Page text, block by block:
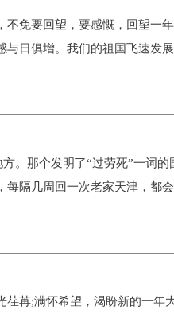
不免要回望，要感慨，回望一
与日俱增。我们的祖国飞速发
。那个发明了“过劳死”一词的
隔几周回一次老家天津，都
苒;满怀希望，渴盼新的一年